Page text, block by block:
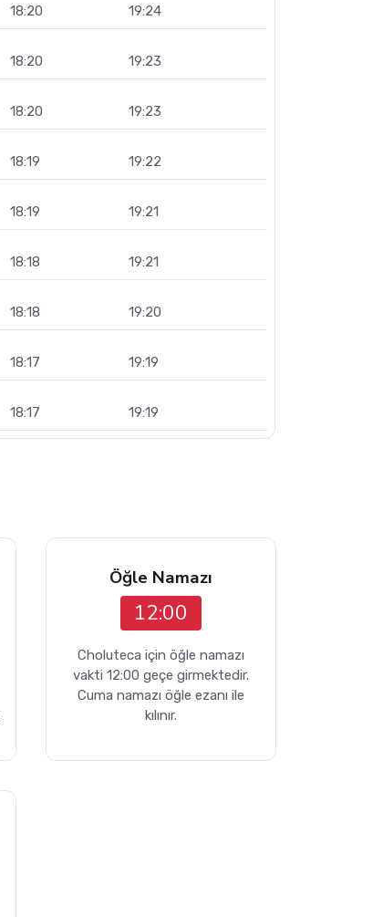
18:20 19:24
18:20 19:23
18:20 19:23
18:19 19:22
18:19 19:21
18:18 19:21
18:18 19:20
18:17 19:19
18:17 19:19
Öğle Namazı
12:00
Choluteca için öğle namazı
vakti 12:00 geçe girmektedir.
Cuma namazı öğle ezanı ile
kılınır.